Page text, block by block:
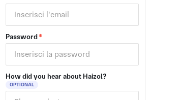
Password*
How did you hear about Haizol?
OPTIONAL